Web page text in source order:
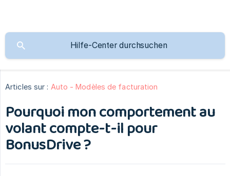
Articles sur : Auto - Modèles de facturation
Pourquoi mon comportement au
volant compte-t-il pour
BonusDrive ?